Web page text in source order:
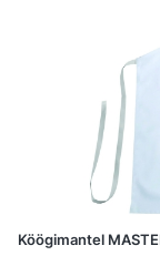
Köögimantel